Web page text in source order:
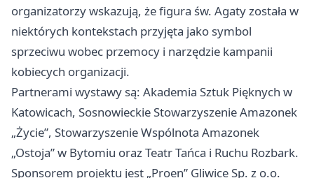
organizatorzy wskazują, że figura św. Agaty została w
niektórych kontekstach przyjęta jako symbol
sprzeciwu wobec przemocy i narzędzie kampanii
kobiecych organizacji.
Partnerami wystawy są: Akademia Sztuk Pięknych w
Katowicach, Sosnowieckie Stowarzyszenie Amazonek
„Życie”, Stowarzyszenie Wspólnota Amazonek
„Ostoja” w Bytomiu oraz Teatr Tańca i Ruchu Rozbark.
Sponsorem projektu jest „Proen” Gliwice Sp. z o.o.